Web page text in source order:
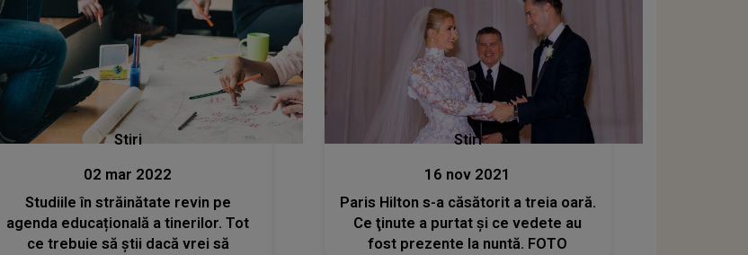
Stiri
02 mar 2022
Studiile în străinătate revin pe
agenda educațională a tinerilor. Tot
ce trebuie să știi dacă vrei să
Stiri
16 nov 2021
Paris Hilton s-a căsătorit a treia oară.
Ce ţinute a purtat şi ce vedete au
fost prezente la nuntă. FOTO